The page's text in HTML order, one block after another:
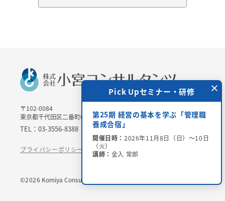
×
ミナー・研修
チャリティー講演会
・オンライン配
8月28日（金）15：00
Pick Upセミナー・研修
第25期 経営の基本を学ぶ「管理職
養成合宿」
開催日時： 2026年11月8日（日）～10日
（火）
講師： 金入 常郎
〒102-0084
東京都千代田区二番町6-3 二番町三協ビル3Ｆ
TEL：03-3556-8388 / FAX：03-3556-8389
プライバシーポリシー 特定商取引法に基づく表記
©2026 Komiya Consultants CO.,LTD.